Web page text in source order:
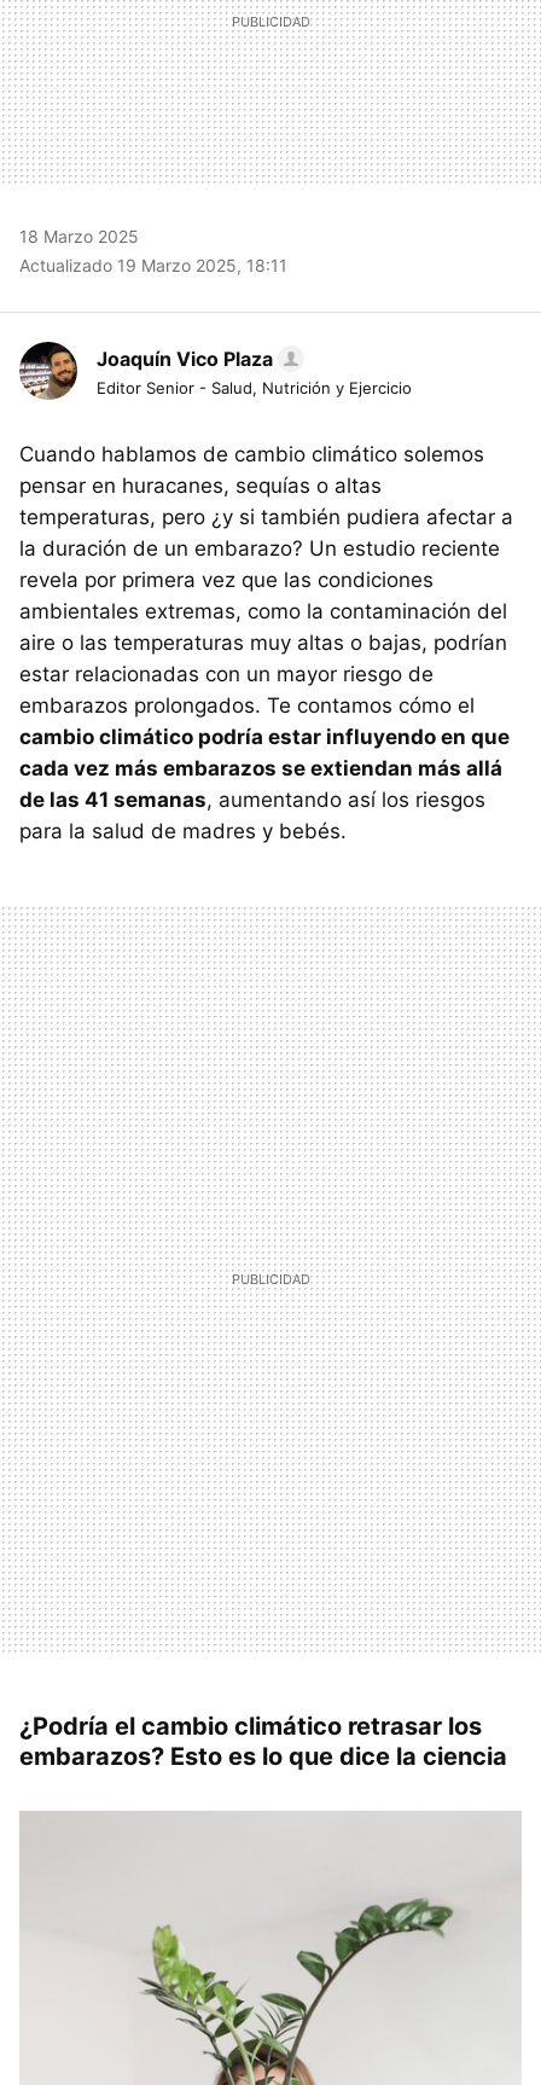
18 Marzo 2025
Actualizado 19 Marzo 2025, 18:11
Joaquín Vico Plaza
Editor Senior - Salud, Nutrición y Ejercicio
Cuando hablamos de cambio climático solemos
pensar en huracanes, sequías o altas
temperaturas, pero ¿y si también pudiera afectar a
la duración de un embarazo? Un estudio reciente
revela por primera vez que las condiciones
ambientales extremas, como la contaminación del
aire o las temperaturas muy altas o bajas, podrían
estar relacionadas con un mayor riesgo de
embarazos prolongados. Te contamos cómo el
cambio climático podría estar influyendo en que
cada vez más embarazos se extiendan más allá
de las 41 semanas, aumentando así los riesgos
para la salud de madres y bebés.
¿Podría el cambio climático retrasar los
embarazos? Esto es lo que dice la ciencia